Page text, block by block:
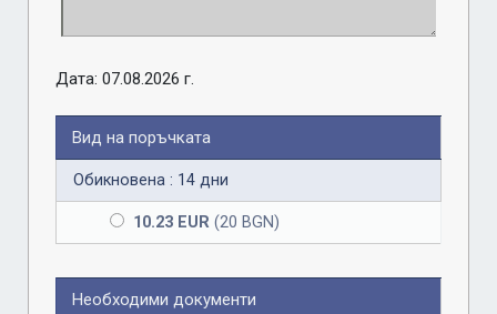
Дата: 07.08.2026 г.
Вид на поръчката
Обикновена : 14 дни
10.23 EUR (20 BGN)
Необходими документи